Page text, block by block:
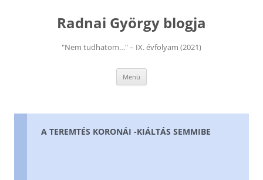
Radnai György blogja
"Nem tudhatom…" – IX. évfolyam (2021)
Menü
A TEREMTÉS KORONÁI -KIÁLTÁS SEMMIBE